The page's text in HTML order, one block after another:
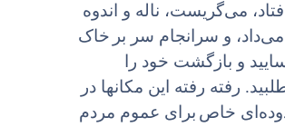
می‌گریست، ناله و اندوه
و سرانجام سر بر خاک
و بازگشت خود را
رفته رفته این مکانها در
خاص براى عموم مردم